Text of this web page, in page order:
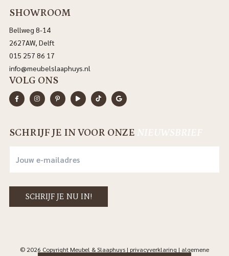
SHOWROOM
Bellweg 8-14
2627AW, Delft
015 257 86 17
info@meubelslaaphuys.nl
VOLG ONS
SCHRIJF JE IN VOOR ONZE NIEUWSBRIEF
© 2026 Copyright Meubel & Slaaphuys | privacyverklaring | algemene